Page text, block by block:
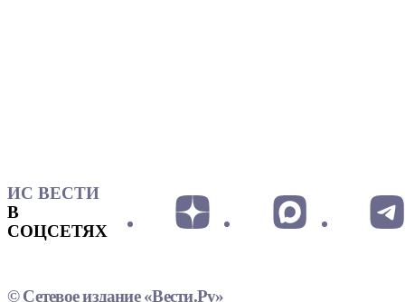
ИС ВЕСТИ
В
СОЦСЕТЯХ
© Сетевое издание «Вести.Ру»